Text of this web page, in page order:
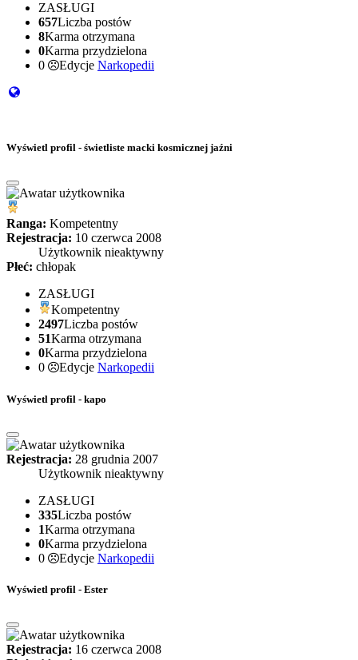
ZASŁUGI
657Liczba postów
8Karma otrzymana
0Karma przydzielona
0
Edycje Narkopedii
Wyświetl profil - świetliste macki kosmicznej jaźni
Ranga: Kompetentny
Rejestracja: 10 czerwca 2008
Użytkownik nieaktywny
Płeć: chłopak
ZASŁUGI
Kompetentny
2497Liczba postów
51Karma otrzymana
0Karma przydzielona
0
Edycje Narkopedii
Wyświetl profil - kapo
Rejestracja: 28 grudnia 2007
Użytkownik nieaktywny
ZASŁUGI
335Liczba postów
1Karma otrzymana
0Karma przydzielona
0
Edycje Narkopedii
Wyświetl profil - Ester
Rejestracja: 16 czerwca 2008